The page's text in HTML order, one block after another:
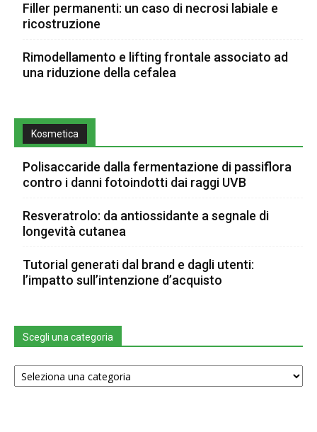
Filler permanenti: un caso di necrosi labiale e
ricostruzione
Rimodellamento e lifting frontale associato ad
una riduzione della cefalea
Kosmetica
Polisaccaride dalla fermentazione di passiflora
contro i danni fotoindotti dai raggi UVB
Resveratrolo: da antiossidante a segnale di
longevità cutanea
Tutorial generati dal brand e dagli utenti:
l’impatto sull’intenzione d’acquisto
Scegli una categoria
Scegli
una